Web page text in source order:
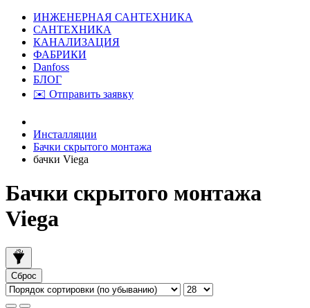
ИНЖЕНЕРНАЯ САНТЕХНИКА
САНТЕХНИКА
КАНАЛИЗАЦИЯ
ФАБРИКИ
Danfoss
БЛОГ
✉️ Отправить заявку
Инсталляции
Бачки скрытого монтажа
бачки Viega
Бачки скрытого монтажа
Viega
Сброс